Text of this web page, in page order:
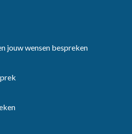
jouw wensen bespreken